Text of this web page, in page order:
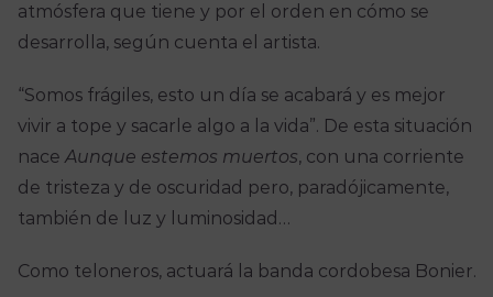
atmósfera que tiene y por el orden en cómo se
desarrolla, según cuenta el artista.
“Somos frágiles, esto un día se acabará y es mejor
vivir a tope y sacarle algo a la vida”. De esta situación
naceAunque estemos muertos, con una corriente
de tristeza y de oscuridad pero, paradójicamente,
también de luz y luminosidad…
Como teloneros, actuará la banda cordobesa Bonier.